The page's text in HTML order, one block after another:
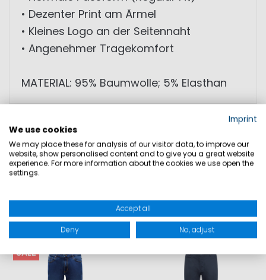
• Dezenter Print am Ärmel
• Kleines Logo an der Seitennaht
• Angenehmer Tragekomfort
MATERIAL: 95% Baumwolle; 5% Elasthan
PRODUKTSICHERHEIT
DAZU PASST
SALE
Imprint
We use cookies
We may place these for analysis of our visitor data, to improve our
website, show personalised content and to give you a great website
experience. For more information about the cookies we use open the
settings.
Accept all
Deny No, adjust